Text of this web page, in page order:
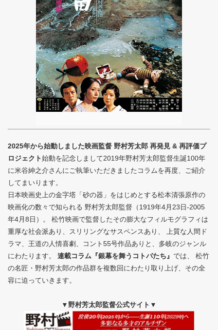
2025年から始動しました映画監督 野村芳太郎 再発見 & 再評価プ
ロジェクト始動を記念しまして2019年野村芳太郎監督生誕100年
に米谷紳之介さんにご執筆いただきましたコラムを再度、ご紹介
してまいります。
日本映画史上の金字塔「砂の器」をはじめとする松本清張原作の
映画化の数々で知られる 野村芳太郎監督（1919年4月23日-2005
年4月8日）。 松竹映画で監督したその膨大なフィルモグラフィは
重厚な社会派あり、スリリングなサスペンスあり、 上質な人間ド
ラマ、王道の人情喜劇、コント55号作品ありと、多岐のジャンル
にわたります。
連載コラム『銀幕を舞うコトバたち』 では、 松竹
の名匠・野村芳太郎の作品群を複数回にわたり取り上げ、その全
容に迫っていきます。
▼野村芳太郎監督公式サイト▼